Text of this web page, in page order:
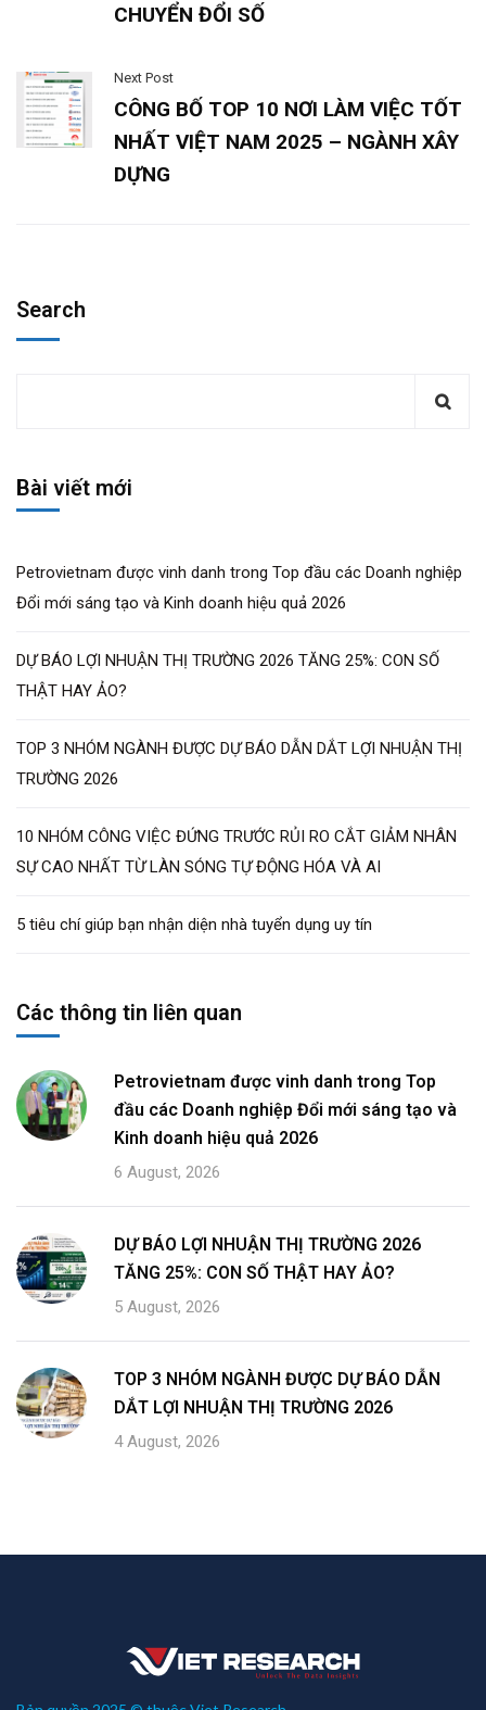
CHUYỂN ĐỔI SỐ
Next Post
CÔNG BỐ TOP 10 NƠI LÀM VIỆC TỐT
NHẤT VIỆT NAM 2025 – NGÀNH XÂY
DỰNG
Search
Bài viết mới
Petrovietnam được vinh danh trong Top đầu các Doanh nghiệp
Đổi mới sáng tạo và Kinh doanh hiệu quả 2026
DỰ BÁO LỢI NHUẬN THỊ TRƯỜNG 2026 TĂNG 25%: CON SỐ
THẬT HAY ẢO?
TOP 3 NHÓM NGÀNH ĐƯỢC DỰ BÁO DẪN DẮT LỢI NHUẬN THỊ
TRƯỜNG 2026
10 NHÓM CÔNG VIỆC ĐỨNG TRƯỚC RỦI RO CẮT GIẢM NHÂN
SỰ CAO NHẤT TỪ LÀN SÓNG TỰ ĐỘNG HÓA VÀ AI
5 tiêu chí giúp bạn nhận diện nhà tuyển dụng uy tín
Các thông tin liên quan
Petrovietnam được vinh danh trong Top
đầu các Doanh nghiệp Đổi mới sáng tạo và
Kinh doanh hiệu quả 2026
6 August, 2026
DỰ BÁO LỢI NHUẬN THỊ TRƯỜNG 2026
TĂNG 25%: CON SỐ THẬT HAY ẢO?
5 August, 2026
TOP 3 NHÓM NGÀNH ĐƯỢC DỰ BÁO DẪN
DẮT LỢI NHUẬN THỊ TRƯỜNG 2026
4 August, 2026